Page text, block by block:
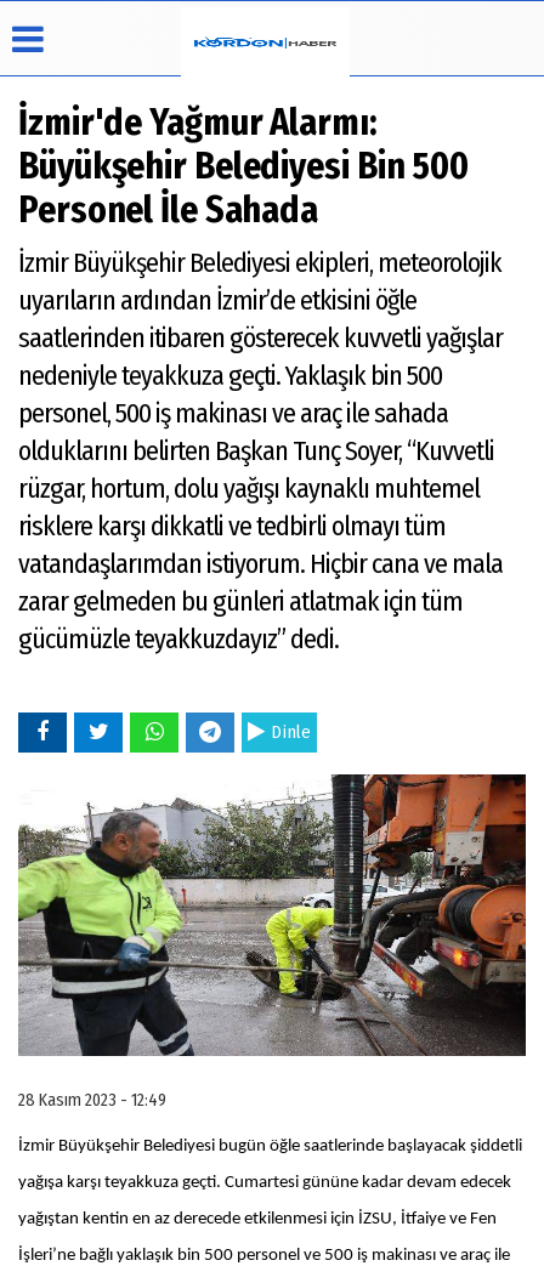
Üye Paneli
Haber
Arşivi
Hava
Durumu
Köşe
Yazarları
Video
Galeri
Foto
Galeri
Çerez
Gizlilik
İlkeleri
İzmir'de Yağmur Alarmı:
Büyükşehir Belediyesi Bin 500
Personel İle Sahada
İzmir Büyükşehir Belediyesi ekipleri, meteorolojik
uyarıların ardından İzmir’de etkisini öğle
saatlerinden itibaren gösterecek kuvvetli yağışlar
nedeniyle teyakkuza geçti. Yaklaşık bin 500
personel, 500 iş makinası ve araç ile sahada
olduklarını belirten Başkan Tunç Soyer, “Kuvvetli
rüzgar, hortum, dolu yağışı kaynaklı muhtemel
risklere karşı dikkatli ve tedbirli olmayı tüm
vatandaşlarımdan istiyorum. Hiçbir cana ve mala
zarar gelmeden bu günleri atlatmak için tüm
gücümüzle teyakkuzdayız” dedi.
Dinle
28 Kasım 2023 - 12:49
İzmir Büyükşehir Belediyesi bugün öğle saatlerinde başlayacak şiddetli
yağışa karşı teyakkuza geçti. Cumartesi gününe kadar devam edecek
yağıştan kentin en az derecede etkilenmesi için İZSU, İtfaiye ve Fen
İşleri’ne bağlı yaklaşık bin 500 personel ve 500 iş makinası ve araç ile